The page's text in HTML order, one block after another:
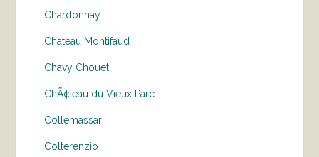
Chardonnay
Chateau Montifaud
Chavy Chouet
ChÃ¢teau du Vieux Parc
Collemassari
Colterenzio